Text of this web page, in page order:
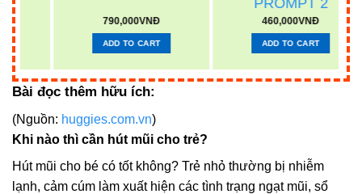
790,000VNĐ
ADD TO CART
460,000VNĐ
ADD TO CART
Bài đọc thêm hữu ích:
(Nguồn: huggies.com.vn)
Khi nào thì cần hút mũi cho trẻ?
Hút mũi cho bé có tốt không? Trẻ nhỏ thường bị nhiễm
lạnh, cảm cúm làm xuất hiện các tình trạng ngạt mũi, sổ